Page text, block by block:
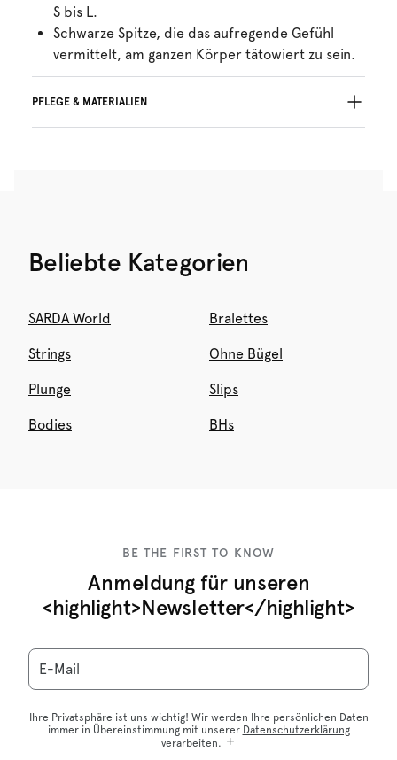
S bis L.
Schwarze Spitze, die das aufregende Gefühl
vermittelt, am ganzen Körper tätowiert zu sein.
PFLEGE & MATERIALIEN
Beliebte Kategorien
SARDA World Bralettes
Strings Ohne Bügel
Plunge Slips
Bodies BHs
BE THE FIRST TO KNOW
Anmeldung für unseren
<highlight>Newsletter</highlight>
E-Mail
Ihre Privatsphäre ist uns wichtig! Wir werden Ihre persönlichen Daten
immer in Übereinstimmung mit unserer Datenschutzerklärung
verarbeiten.